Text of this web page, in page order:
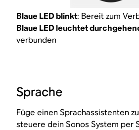
Blaue LED blinkt: Bereit zum
Blaue LED leuchtet
verbunden
Sprache
Füge einen Sprachassistenten
steuere dein Sonos System per